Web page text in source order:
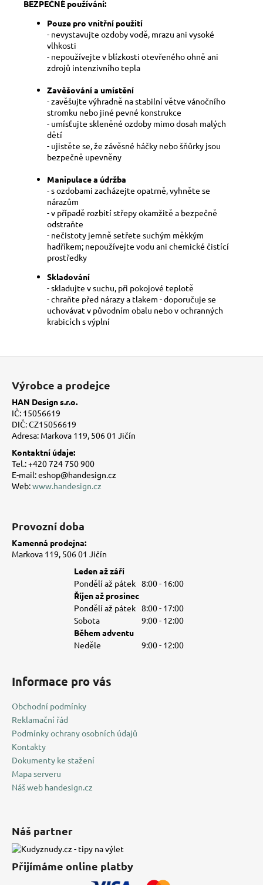
BEZPEČNÉ používání:
Pouze pro vnitřní použití
- nevystavujte ozdoby vodě, mrazu ani vysoké
vlhkosti
- nepoužívejte v blízkosti otevřeného ohně ani
zdrojů intenzivního tepla
Zavěšování a umístění
- zavěšujte výhradně na stabilní větve vánočního
stromku nebo jiné pevné konstrukce
- umísťujte skleněné ozdoby mimo dosah malých
dětí
- ujistěte se, že závěsné háčky nebo šňůrky jsou
bezpečně upevněny
Manipulace a údržba
- s ozdobami zacházejte opatrně, vyhněte se
nárazům
- v případě rozbití střepy okamžitě a bezpečně
odstraňte
- nečistoty jemně setřete suchým měkkým
hadříkem; nepoužívejte vodu ani chemické čistící
prostředky
Skladování
- skladujte v suchu, při pokojové teplotě
- chraňte před nárazy a tlakem - doporučuje se
uchovávat v původním obalu nebo v ochranných
krabicích s výplní
Výrobce a prodejce
HAN Design s.r.o.
IČ: 15056619
DIČ: CZ15056619
Adresa: Markova 119, 506 01 Jičín
Kontaktní údaje:
Tel.: +420 724 750 900
E-mail: eshop@handesign.cz
Web:www.handesign.cz
Provozní doba
Kamenná prodejna:
Markova 119, 506 01 Jičín
Leden až září
Pondělí až pátek 8:00 - 16:00
Říjen až prosinec
Pondělí až pátek 8:00 - 17:00
Sobota
9:00 - 12:00
Během adventu
Neděle
9:00 - 12:00
Informace pro vás
Obchodní podmínky
Reklamační řád
Podmínky ochrany osobních údajů
Kontakty
Dokumenty ke stažení
Mapa serveru
Náš web handesign.cz
Náš partner
Přijímáme online platby